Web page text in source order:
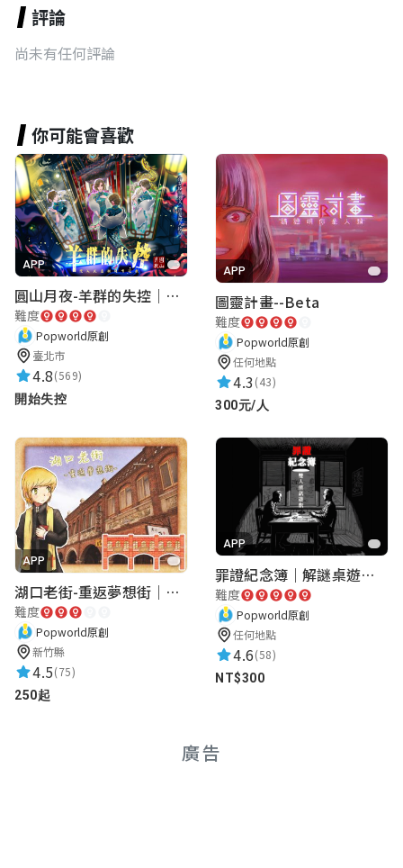
評論
尚未有任何評論
你可能會喜歡
APP
圓山月夜-羊群的失控｜圓山飯店 ARG實境解謎遊戲
難度
Popworld原創
臺北市
4.8(569)
開始失控
APP
圖靈計畫--Beta
難度
Popworld原創
任何地點
4.3(43)
300元/人
APP
湖口老街-重返夢想街｜新竹老街城市解謎
難度
Popworld原創
新竹縣
4.5(75)
250起
APP
罪證紀念簿｜解謎桌遊｜警匪偵訊｜室內遊戲
難度
Popworld原創
任何地點
4.6(58)
NT$300
廣告